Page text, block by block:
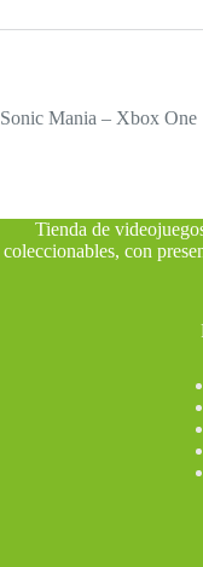
Sonic Mania – Xbox One
Tienda de
coleccionables, con